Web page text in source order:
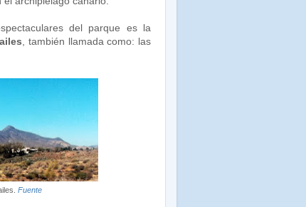
del parque es la
, también llamada como: las
Fuente